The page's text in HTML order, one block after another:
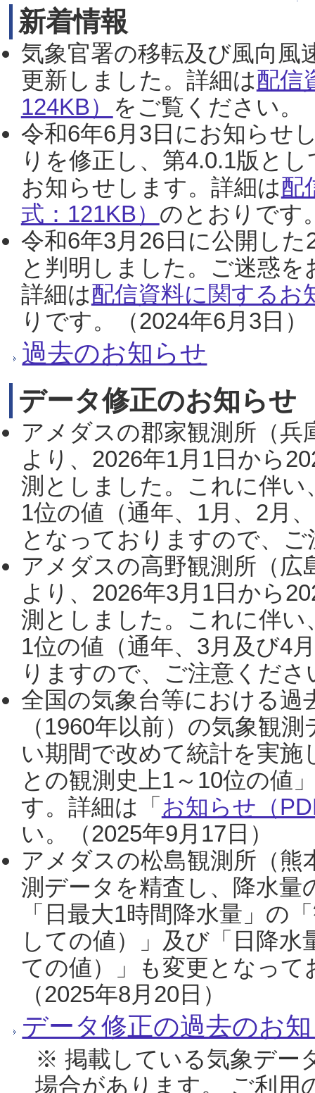
新着情報
気象官署の移転及び風向風
更新しました。詳細は配信
124KB） をご覧ください。
令和6年6月3日にお知らせ
りを修正し、第4.0.1版と
お知らせします。詳細は配
式：121KB） のとおりです
令和6年3月26日に公開し
と判明しました。ご迷惑
詳細は配信資料に関するお
りです。（2024年6月3日）
過去のお知らせ
データ修正のお知らせ
アメダスの郡家観測所（
より、2026年1月1日から
測としました。これに伴い
1位の値（通年、1月、2月
となっておりますので、
アメダスの高野観測所（
より、2026年3月1日から
測としました。これに伴い
1位の値（通年、3月及び4
りますので、ご注意くだ
全国の気象台等における過
（1960年以前）の気象観
い期間で改めて統計を実
との観測史上1～10位の値
す。詳細は「 お知らせ（
い。（2025年9月17日）
アメダスの松島観測所（熊
測データを精査し、降水
「日最大1時間降水量」の
しての値）」及び「日降
ての値）」も変更となっ
（2025年8月20日）
データ修正の過去のお
※ 掲載している気象デー
場合があります。 ご利用